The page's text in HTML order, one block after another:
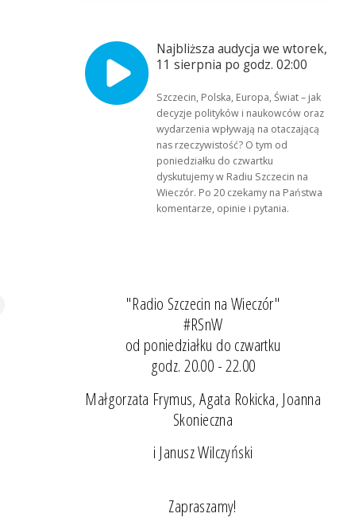
Najbliższa audycja we wtorek,
11 sierpnia po godz. 02:00
Szczecin, Polska, Europa, Świat – jak
decyzje polityków i naukowców oraz
wydarzenia wpływają na otaczającą
nas rzeczywistość? O tym od
poniedziałku do czwartku
dyskutujemy w Radiu Szczecin na
Wieczór. Po 20 czekamy na Państwa
komentarze, opinie i pytania.
"Radio Szczecin na Wieczór"
#RSnW
od poniedziałku do czwartku
godz. 20.00 - 22.00
Małgorzata Frymus, Agata Rokicka, Joanna
Skonieczna
i Janusz Wilczyński
Zapraszamy!